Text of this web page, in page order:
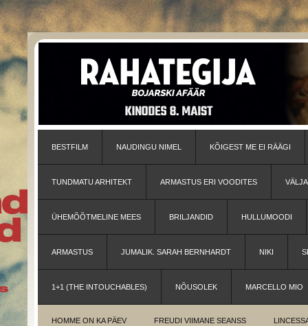
BESTFILM NAUDINGU NIMEL KÕIGEST ME EI RÄÄGI
TUNDMATU ARHITEKT ARMASTUS ERI VOODITES
ÜHEMÕÕTMELINE MEES BRILJANDID HULLUMOODI
ARMASTUS JUMALIK. SARAH BERNHARDT NIKI
1+1 (THE INTOUCHABLES) NÕUSOLEK MARCELLO MIO
HOMME ON KA PÄEV FREUDI VIIMANE SEANSS